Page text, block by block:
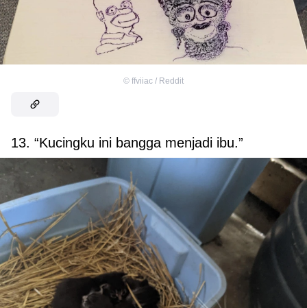
© ffviiac / Reddit
13. “Kucingku ini bangga menjadi ibu.”